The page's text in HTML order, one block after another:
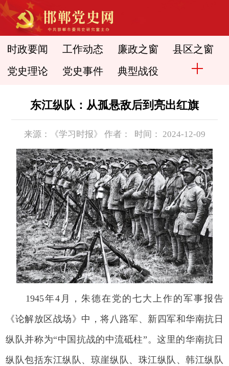
时政要闻 工作动态 廉政之窗 县区之窗
党史理论 党史事件 典型战役
东江纵队：从孤悬敌后到亮出红旗
来源：《学习时报》 作者： 时间： 2024-12-09
1945年4月，朱德在党的七大上作的军事报告
《论解放区战场》中，将八路军、新四军和华南抗日
纵队并称为“中国抗战的中流砥柱”。这里的华南抗日
纵队包括东江纵队、琼崖纵队、珠江纵队、韩江纵队